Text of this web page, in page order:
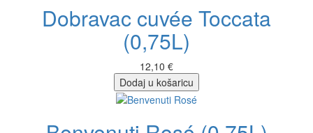
Dobravac cuvée Toccata
(0,75L)
12,10 €
Dodaj u košaricu